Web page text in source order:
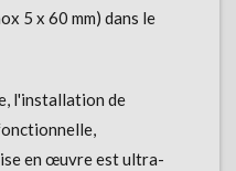
5 x 60 mm) dans le
l'installation de
en œuvre est ultra-